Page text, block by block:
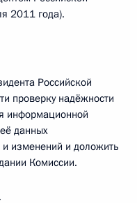
2011 года).
Российской
проверку надёжности
информационной
данных
и изменений и доложить
Комиссии.